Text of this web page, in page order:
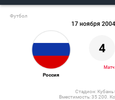
Футбол
17 ноября
Россия
4
Матч
Стадион: Кубань
Вместимость: 35 200.